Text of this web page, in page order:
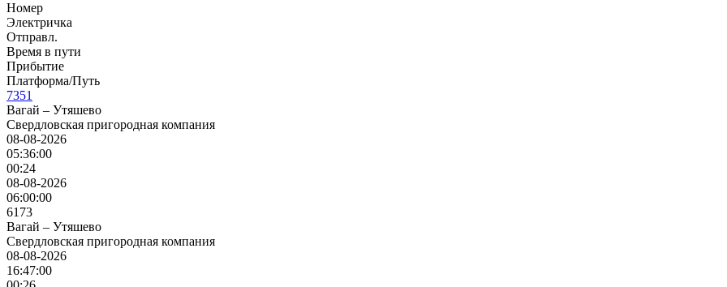
Номер
Электричка
Отправл.
Время в пути
Прибытие
Платформа/Путь
7351
Вагай – Утяшево
Свердловская пригородная компания
08-08-2026
05:36:00
00:24
08-08-2026
06:00:00
6173
Вагай – Утяшево
Свердловская пригородная компания
08-08-2026
16:47:00